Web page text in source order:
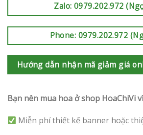
Zalo: 0979.202.972
Phone: 0979.202.972
Hướng dẫn nhận mã giảm giá
Bạn nên mua hoa ở shop HoaChiVi
Miễn phí thiết kế banner hoặc